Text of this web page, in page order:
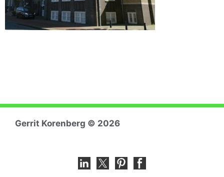
Gerrit Korenberg © 2026